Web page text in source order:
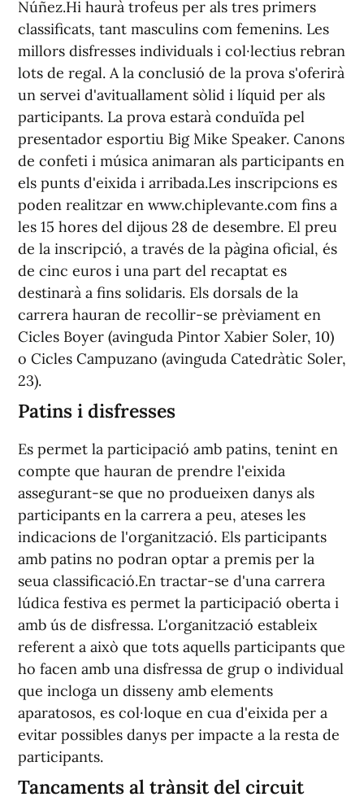
Núñez.Hi haurà trofeus per als tres primers
classificats, tant masculins com femenins. Les
millors disfresses individuals i col·lectius rebran
lots de regal. A la conclusió de la prova s'oferirà
un servei d'avituallament sòlid i líquid per als
participants. La prova estarà conduïda pel
presentador esportiu Big Mike Speaker. Canons
de confeti i música animaran als participants en
els punts d'eixida i arribada.Les inscripcions es
poden realitzar en www.chiplevante.com fins a
les 15 hores del dijous 28 de desembre. El preu
de la inscripció, a través de la pàgina oficial, és
de cinc euros i una part del recaptat es
destinarà a fins solidaris. Els dorsals de la
carrera hauran de recollir-se prèviament en
Cicles Boyer (avinguda Pintor Xabier Soler, 10)
o Cicles Campuzano (avinguda Catedràtic Soler,
23).
Patins i disfresses
Es permet la participació amb patins, tenint en
compte que hauran de prendre l'eixida
assegurant-se que no produeixen danys als
participants en la carrera a peu, ateses les
indicacions de l'organització. Els participants
amb patins no podran optar a premis per la
seua classificació.En tractar-se d'una carrera
lúdica festiva es permet la participació oberta i
amb ús de disfressa. L'organització estableix
referent a això que tots aquells participants que
ho facen amb una disfressa de grup o individual
que incloga un disseny amb elements
aparatosos, es col·loque en cua d'eixida per a
evitar possibles danys per impacte a la resta de
participants.
Tancaments al trànsit del circuit